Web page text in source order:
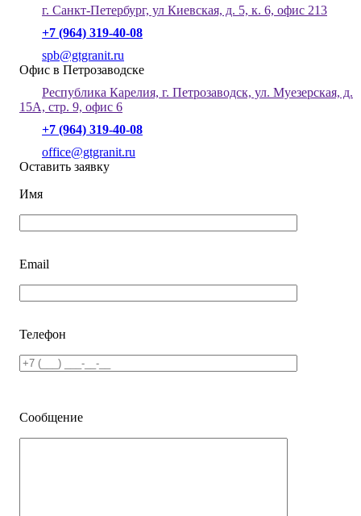
г. Санкт-Петербург, ул Киевская, д. 5, к. 6, офис 213
+7 (964) 319-40-08
spb@gtgranit.ru
Офис в Петрозаводске
Республика Карелия, г. Петрозаводск, ул. Муезерская, д.
15А, стр. 9, офис 6
+7 (964) 319-40-08
office@gtgranit.ru
Оставить заявку
Имя
Email
Телефон
Сообщение